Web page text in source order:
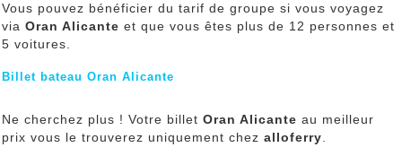
Vous pouvez bénéficier du tarif de groupe si vous voyagez
via Oran Alicante et que vous êtes plus de 12 personnes et
5 voitures.
Billet bateau Oran Alicante
Ne cherchez plus ! Votre billet Oran Alicante au meilleur
prix vous le trouverez uniquement chez alloferry